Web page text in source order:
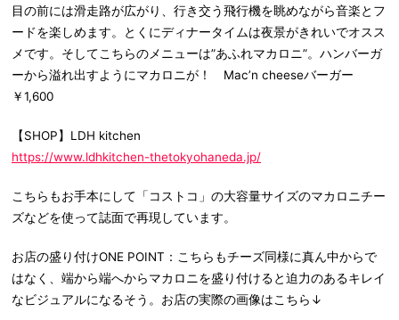
目の前には滑走路が広がり、行き交う飛行機を眺めながら音楽とフ
ードを楽しめます。とくにディナータイムは夜景がきれいでオスス
メです。そしてこちらのメニューは”あふれマカロニ”。ハンバーガ
ーから溢れ出すようにマカロニが！ Mac’n cheeseバーガー
￥1,600
【SHOP】LDH kitchen
https://www.ldhkitchen-thetokyohaneda.jp/
こちらもお手本にして「コストコ」の大容量サイズのマカロニチー
ズなどを使って誌面で再現しています。
お店の盛り付けONE POINT：こちらもチーズ同様に真ん中からで
はなく、端から端へからマカロニを盛り付けると迫力のあるキレイ
なビジュアルになるそう。お店の実際の画像はこちら↓